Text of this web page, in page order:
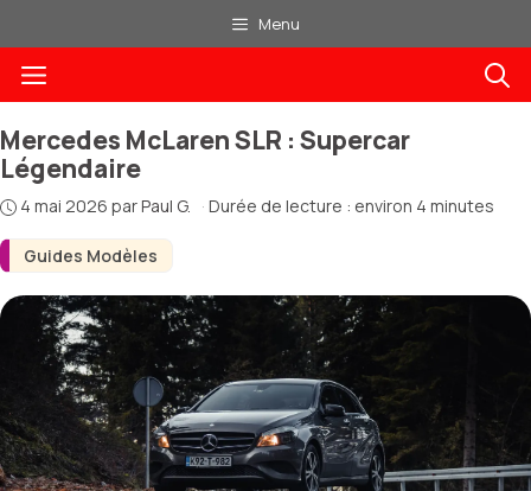
au
contenu
Menu
Menu
Guides Modèles
Mercedes McLaren SLR : Supercar
Légendaire
4 mai 2026 parPaul G. · Durée de lecture : environ 4 minutes